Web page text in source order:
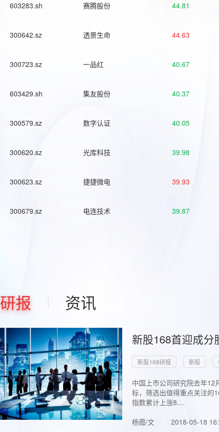
603283.sh 赛腾股份 44.81
300642.sz 透景生命 44.63
300723.sz 一品红 40.67
603429.sh 集友股份 40.37
300579.sz 数字认证 40.05
300620.sz 光库科技 39.98
300623.sz 捷捷微电 39.93
300679.sz 电连技术 39.87
研报 资讯
新股168首迎成
新股168研报 新股
中国上市公司研究院去年
标，筛选出值得重点关注的
指数累计上涨8....
杨霞/文
2018-05-18